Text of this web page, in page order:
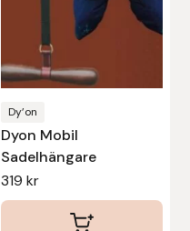
Dy’on
Dyon Mobil
Sadelhängare
319 kr